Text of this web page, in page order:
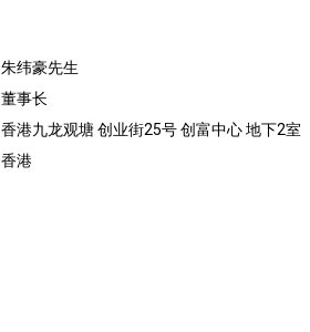
朱纬豪先生
董事长
香港九龙观塘 创业街25号 创富中心 地下2室
香港